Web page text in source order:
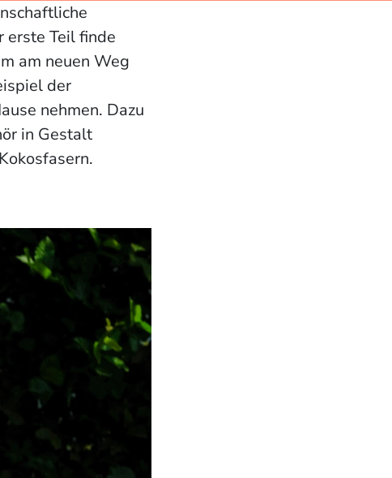
erste Teil finde
am neuen Weg
der
nehmen. Dazu
in Gestalt